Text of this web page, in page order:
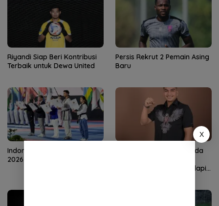
Riyandi Siap Beri Kontribusi
Terbaik untuk Dewa United
Persis Rekrut 2 Pemain Asing
Baru
Indonesia Open Taekwondo
2026 Resmi Bergulir
Dek Gam Tunjuk Ari Nanda
Perkuat Manajemen Hadapi
X